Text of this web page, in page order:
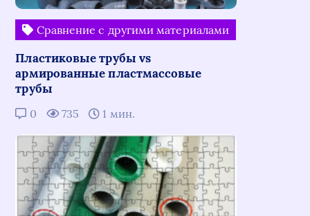
Сравнение с другими материалами
Пластиковые трубы vs
армированные пластмассовые
трубы
0 735 1 мин.